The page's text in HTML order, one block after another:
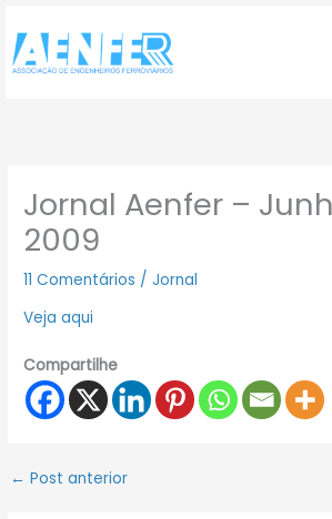
para
conteúdo
Jornal Aenfer –
2009
11 Comentários /Jornal
Veja aqui
Compartilhe
← Post anterior